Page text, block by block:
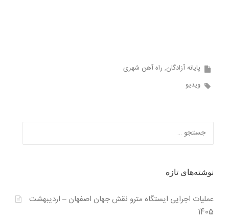
پایانه آزادگان راه آهن شهری
ویدیو
برای:
نوشته‌های تازه
عملیات اجرایی ایستگاه مترو نقش جهان اصفهان – اردیبهشت
1405